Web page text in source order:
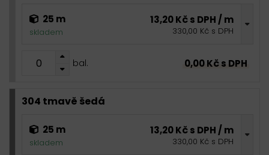
25 m
skladem
13,20 Kč s DPH / m
330,00 Kč s DPH
bal. 0,00 Kč s DPH
304 tmavě šedá
25 m
skladem
13,20 Kč s DPH / m
330,00 Kč s DPH